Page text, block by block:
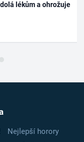
lékům a ohrožuje
Nejlepší horory